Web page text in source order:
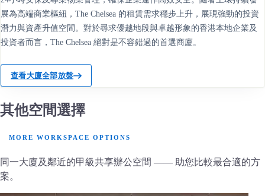
展為高端商業樞紐，The Chelsea 的租賃需求穩步上升，展現強勁的投資
潛力與資產升值空間。對於尋求優越地段與卓越形象的香港本地企業及
投資者而言，The Chelsea 絕對是不容錯過的首選商廈。
查看大廈全部放盤
其他空間選擇
MORE WORKSPACE OPTIONS
同一大廈及鄰近的甲級共享辦公空間 —— 助您比較最合適的方
案。